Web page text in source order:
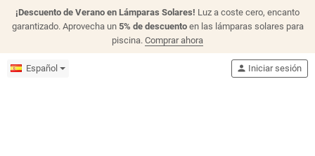
¡Descuento de Verano en Lámparas Solares! Luz a coste cero, encanto
garantizado. Aprovecha un 5% de descuentoen las lámparas solares para
piscina. Comprar ahora
Español person Iniciar sesión